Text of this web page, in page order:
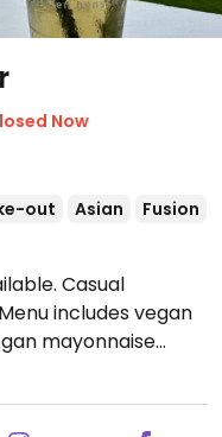
Now
out Asian
Fusion
Casual
includes vegan
mayonnaise